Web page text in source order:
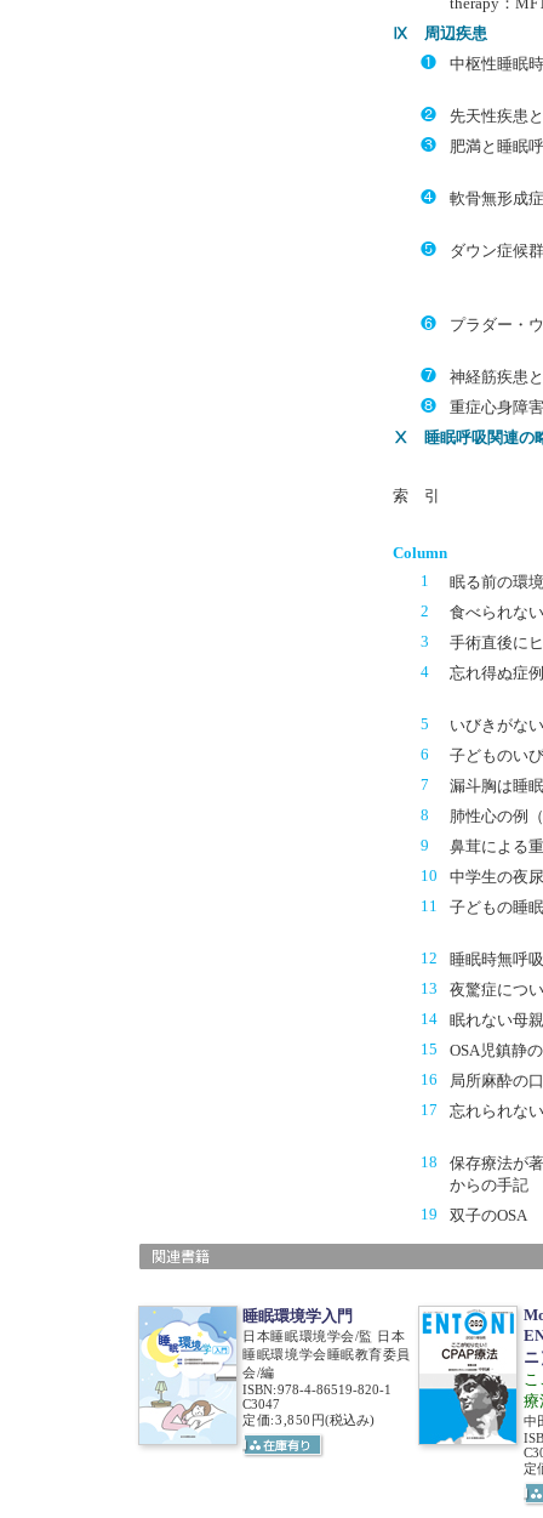
Ⅸ 周辺疾患
❶
中枢性睡眠
❷
先天性疾患
❸
肥満と睡眠
❹ 軟骨無形成
❺ ダウン症候
❻ プラダー・
❼
神経筋疾患
❽
重症心身障
Ⅹ 睡眠呼吸関連の
索 引
Column
1
眠る前の環
2
食べられな
3
手術直後に
4
忘れ得ぬ症
5
いびきがな
6
子どものい
7
漏斗胸は睡
8
肺性心の例
9
鼻茸による
10
中学生の夜
11
子どもの睡
12
睡眠時無呼
13
夜驚症につ
14
眠れない母
15
OSA児鎮静
16
局所麻酔の
17
忘れられな
18
保存療法が
からの手記
19
双子のOSA
睡眠環境学入門
日本睡眠環境学会/監 日本
睡眠環境学会睡眠教育委員
会/編
ISBN:978-4-86519-820-1
C3047
定価:3,850円(税込み)
ニ
療
中
定